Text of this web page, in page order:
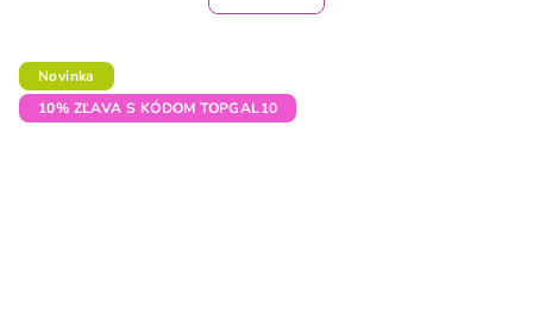
Novinka
10% ZĽAVA S KÓDOM TOPGAL10